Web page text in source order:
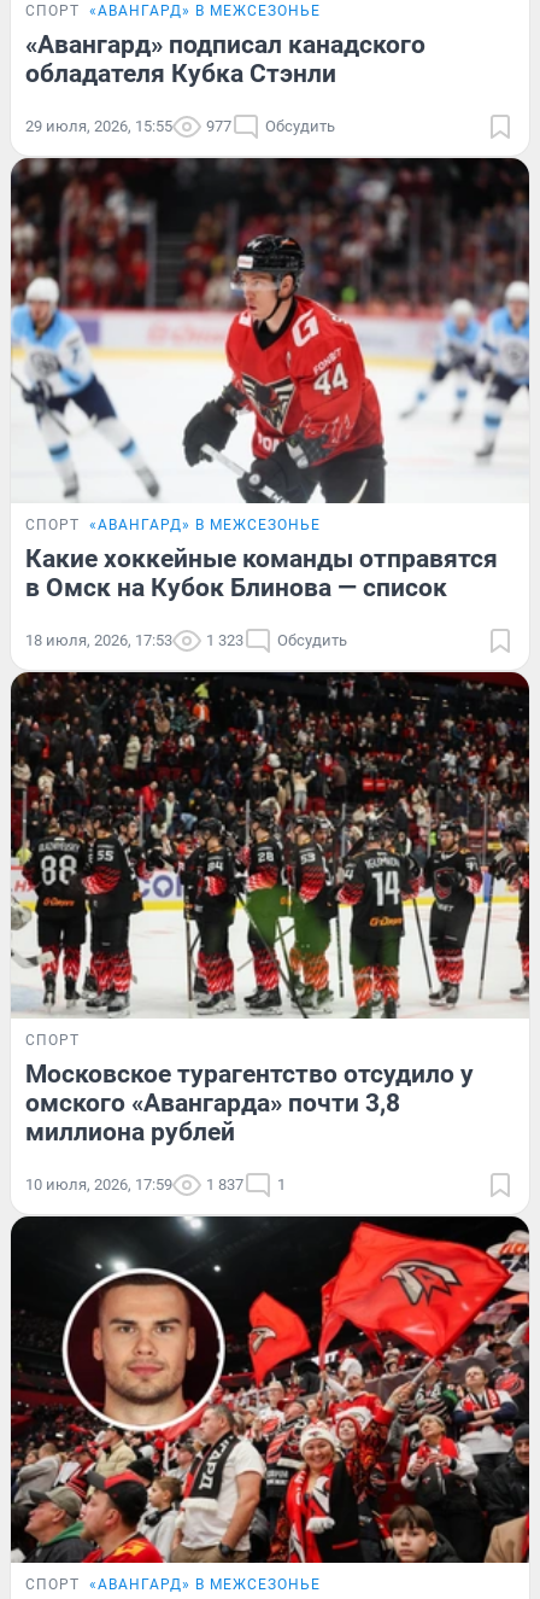
СПОРТ «АВАНГАРД» В МЕЖСЕЗОНЬЕ
«Авангард» подписал канадского
обладателя Кубка Стэнли
29 июля, 2026, 15:55 977 Обсудить
СПОРТ «АВАНГАРД» В МЕЖСЕЗОНЬЕ
Какие хоккейные команды отправятся
в Омск на Кубок Блинова — список
18 июля, 2026, 17:53 1 323 Обсудить
СПОРТ
Московское турагентство отсудило у
омского «Авангарда» почти 3,8
миллиона рублей
10 июля, 2026, 17:59 1 837 1
СПОРТ «АВАНГАРД» В МЕЖСЕЗОНЬЕ